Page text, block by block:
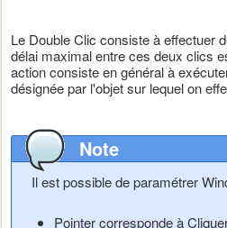
Le Double Clic consiste à effectuer
délai maximal entre ces deux clics
action consiste en général à
désignée par l'objet sur lequel on
Note
Il est possible de paramétrer
Pointer corresponde à